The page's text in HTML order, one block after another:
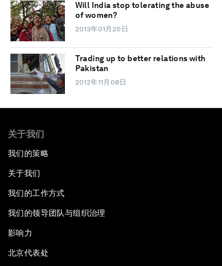
Will India stop tolerating the abuse
of women?
2013年01月20日
Trading up to better relations with
Pakistan
2012年11月08日
关于我们
我们的策略
关于我们
我们的工作方式
我们的领导团队与组织治理
影响力
北京代表处